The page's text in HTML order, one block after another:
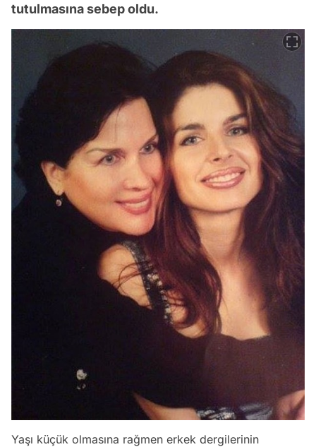
tutulmasına sebep oldu.
Yaşı küçük olmasına rağmen erkek dergilerinin